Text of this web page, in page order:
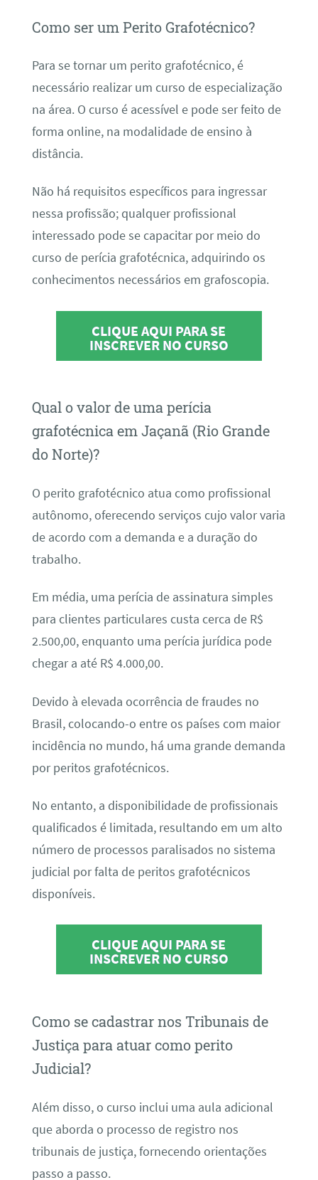
Como ser um Perito Grafotécnico?
Para se tornar um perito grafotécnico, é
necessário realizar um curso de especialização
na área. O curso é acessível e pode ser feito de
forma online, na modalidade de ensino à
distância.
Não há requisitos específicos para ingressar
nessa profissão; qualquer profissional
interessado pode se capacitar por meio do
curso de perícia grafotécnica, adquirindo os
conhecimentos necessários em grafoscopia.
CLIQUE AQUI PARA SE
INSCREVER NO CURSO
Qual o valor de uma perícia
grafotécnica em Jaçanã (Rio Grande
do Norte)?
O perito grafotécnico atua como profissional
autônomo, oferecendo serviços cujo valor varia
de acordo com a demanda e a duração do
trabalho.
Em média, uma perícia de assinatura simples
para clientes particulares custa cerca de R$
2.500,00, enquanto uma perícia jurídica pode
chegar a até R$ 4.000,00.
Devido à elevada ocorrência de fraudes no
Brasil, colocando-o entre os países com maior
incidência no mundo, há uma grande demanda
por peritos grafotécnicos.
No entanto, a disponibilidade de profissionais
qualificados é limitada, resultando em um alto
número de processos paralisados no sistema
judicial por falta de peritos grafotécnicos
disponíveis.
CLIQUE AQUI PARA SE
INSCREVER NO CURSO
Como se cadastrar nos Tribunais de
Justiça para atuar como perito
Judicial?
Além disso, o curso inclui uma aula adicional
que aborda o processo de registro nos
tribunais de justiça, fornecendo orientações
passo a passo.